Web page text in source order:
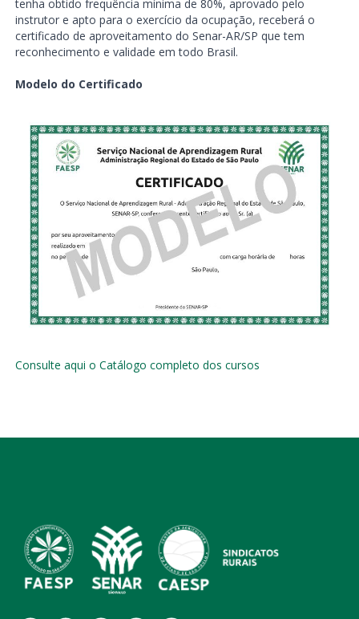
tenha obtido frequência mínima de 80%, aprovado pelo
instrutor e apto para o exercício da ocupação, receberá o
certificado de aproveitamento do Senar-AR/SP que tem
reconhecimento e validade em todo Brasil.
Modelo do Certificado
Consulte aqui o Catálogo completo dos cursos